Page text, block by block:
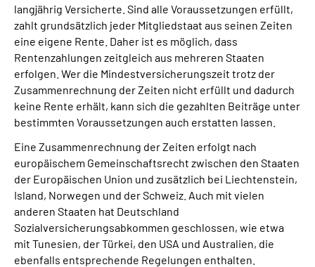
langjährig Versicherte. Sind alle Voraussetzungen erfüllt,
zahlt grundsätzlich jeder Mitgliedstaat aus seinen Zeiten
eine eigene Rente. Daher ist es möglich, dass
Rentenzahlungen zeitgleich aus mehreren Staaten
erfolgen. Wer die Mindestversicherungszeit trotz der
Zusammenrechnung der Zeiten nicht erfüllt und dadurch
keine Rente erhält, kann sich die gezahlten Beiträge unter
bestimmten Voraussetzungen auch erstatten lassen.
Eine Zusammenrechnung der Zeiten erfolgt nach
europäischem Gemeinschaftsrecht zwischen den Staaten
der Europäischen Union und zusätzlich bei Liechtenstein,
Island, Norwegen und der Schweiz. Auch mit vielen
anderen Staaten hat Deutschland
Sozialversicherungsabkommen geschlossen, wie etwa
mit Tunesien, der Türkei, den USA und Australien, die
ebenfalls entsprechende Regelungen enthalten.